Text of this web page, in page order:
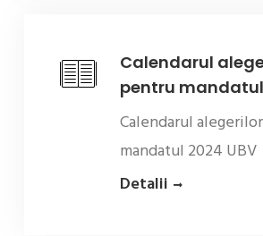
Calendarul
pentru
Calendarul
mandatul 2024 UBV
Detalii